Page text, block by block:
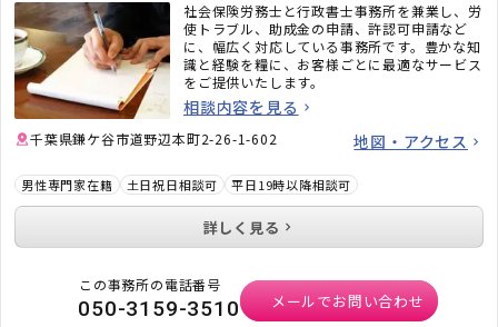
社会保険労務士と行政書士事務所を兼業し、労
使トラブル、助成金の申請、許認可申請など
に、幅広く対応している事務所です。豊かな知
識と経験を糧に、お客様ごとに最適なサービス
をご提供いたします。
相談内容を見る
千葉県鎌ケ谷市道野辺本町2-26-1-602 地図・アクセス
男性専門家在籍 土日祝日相談可 平日19時以降相談可
詳しく見る
この事務所の電話番号
050-3159-3510 メールでお問い合わせ